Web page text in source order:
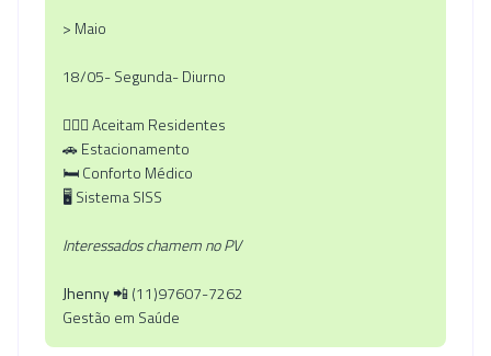
> Maio
18/05- Segunda- Diurno
🧑🏻‍⚕️ Aceitam Residentes
🚗 Estacionamento
🛏️ Conforto Médico
🖥️ Sistema SISS
Interessados chamem no PV
Jhenny📲 (11)97607-7262
Gestão em Saúde